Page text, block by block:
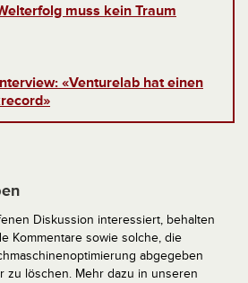
muss kein Traum
«Venturelab hat einen
Diskussion interessiert, behalten
Kommentare sowie solche, die
abgegeben
zu löschen. Mehr dazu in unseren